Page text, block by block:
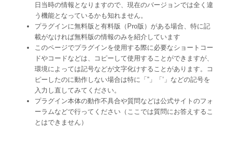
日当時の情報となりますので、現在のバージョンでは全く違
う機能となっているかも知れません。
プラグインに無料版と有料版（Pro版）がある場合、特に記
載がなければ無料版の情報のみを紹介しています
このページでプラグインを使用する際に必要なショートコー
ドやコードなどは、コピーして使用することができますが、
環境によっては記号などが文字化けすることがあります。コ
ピーしたのに動作しない場合は特に「”」「’」などの記号を
入力し直してみてください。
プラグイン本体の動作不具合や質問などは公式サイトのフォ
ーラムなどで行ってください（ここでは質問にお答えするこ
とはできません）